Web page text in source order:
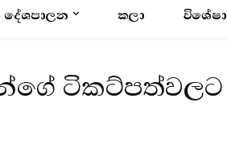
දේශපාලන කලා
ටිකට්පත්වලට